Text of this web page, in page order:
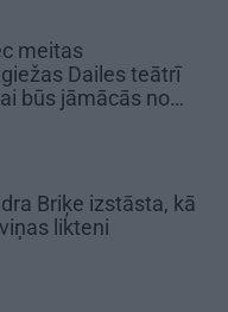
meitas
Dailes teātrī
būs jāmācās no
Briķe izstāsta, kā
likteni